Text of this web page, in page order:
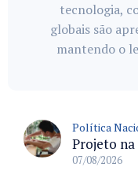
tecnologia,
globais são
mantendo o
Política
07/08/2026